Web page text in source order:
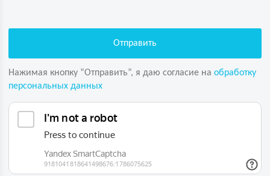
Нажимая кнопку “Отправить”, я даю согласие на обработку
персональных данных